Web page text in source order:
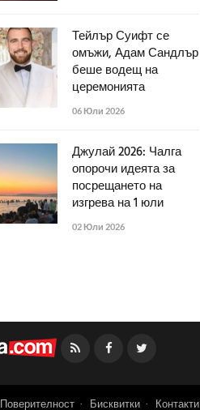
Тейлър Суифт се
омъжи, Адам Сандлър
беше водещ на
церемонията
06 Юли 2026
Джулай 2026: Чалга
опорочи идеята за
посрещането на
изгрева на 1 юли
02 Юли 2026
Facebook
Поверителност Бисквитки Контакти